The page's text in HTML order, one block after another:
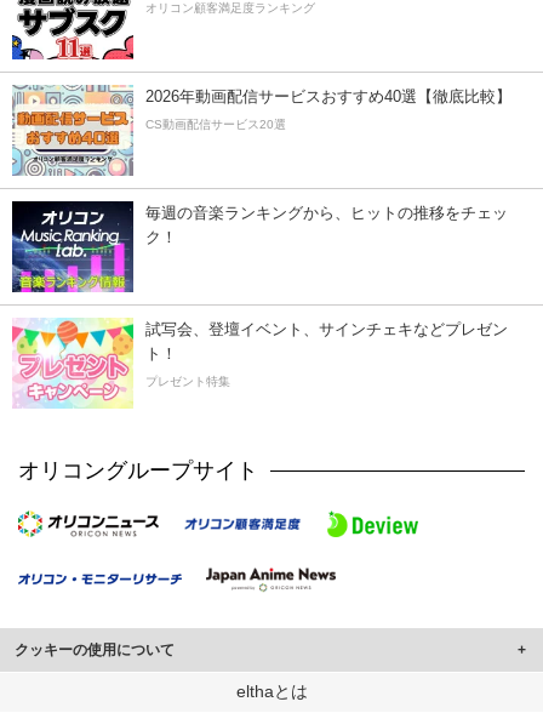
オリコン顧客満足度ランキング
2026年動画配信サービスおすすめ40選【徹底比較】
CS動画配信サービス20選
毎週の音楽ランキングから、ヒットの推移をチェッ
ク！
試写会、登壇イベント、サインチェキなどプレゼン
ト！
プレゼント特集
オリコングループサイト
クッキーの使用について
このサイトでは Cookie を使用して、ユーザーに合わせたコンテンツや広告の
elthaとは